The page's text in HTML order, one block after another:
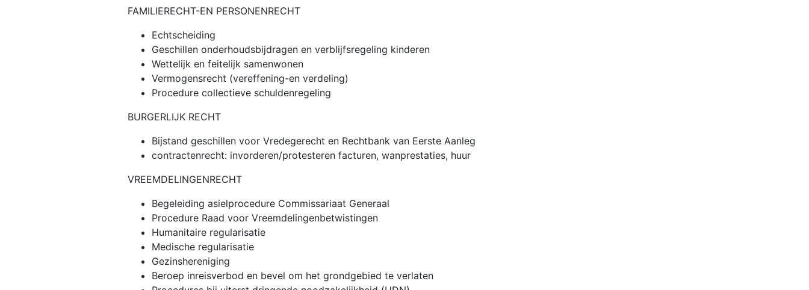
FAMILIERECHT-EN PERSONENRECHT
Echtscheiding
Geschillen onderhoudsbijdragen en verblijfsregeling kinderen
Wettelijk en feitelijk samenwonen
Vermogensrecht (vereffening-en verdeling)
Procedure collectieve schuldenregeling
BURGERLIJK RECHT
Bijstand geschillen voor Vredegerecht en Rechtbank van Eerste Aanleg
contractenrecht: invorderen/protesteren facturen, wanprestaties, huur
VREEMDELINGENRECHT
Begeleiding asielprocedure Commissariaat Generaal
Procedure Raad voor Vreemdelingenbetwistingen
Humanitaire regularisatie
Medische regularisatie
Gezinshereniging
Beroep inreisverbod en bevel om het grondgebied te verlaten